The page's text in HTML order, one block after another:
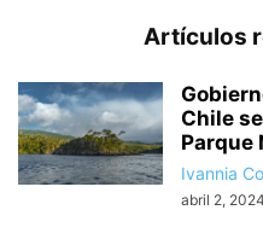
Artículos
Chile
Parque
Ivannia
abril 2, 2024